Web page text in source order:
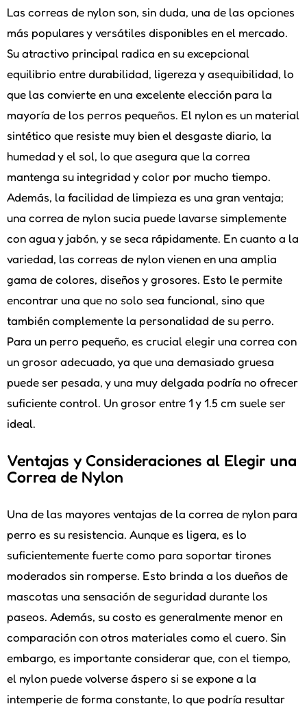
Las correas de nylon son, sin duda, una de las opciones
más populares y versátiles disponibles en el mercado.
Su atractivo principal radica en su excepcional
equilibrio entre durabilidad, ligereza y asequibilidad, lo
que las convierte en una excelente elección para la
mayoría de los perros pequeños. El nylon es un material
sintético que resiste muy bien el desgaste diario, la
humedad y el sol, lo que asegura que la correa
mantenga su integridad y color por mucho tiempo.
Además, la facilidad de limpieza es una gran ventaja;
una correa de nylon sucia puede lavarse simplemente
con agua y jabón, y se seca rápidamente. En cuanto a la
variedad, las correas de nylon vienen en una amplia
gama de colores, diseños y grosores. Esto le permite
encontrar una que no solo sea funcional, sino que
también complemente la personalidad de su perro.
Para un perro pequeño, es crucial elegir una correa con
un grosor adecuado, ya que una demasiado gruesa
puede ser pesada, y una muy delgada podría no ofrecer
suficiente control. Un grosor entre 1 y 1.5 cm suele ser
ideal.
Ventajas y Consideraciones al Elegir una
Correa de Nylon
Una de las mayores ventajas de la correa de nylon para
perro es su resistencia. Aunque es ligera, es lo
suficientemente fuerte como para soportar tirones
moderados sin romperse. Esto brinda a los dueños de
mascotas una sensación de seguridad durante los
paseos. Además, su costo es generalmente menor en
comparación con otros materiales como el cuero. Sin
embargo, es importante considerar que, con el tiempo,
el nylon puede volverse áspero si se expone a la
intemperie de forma constante, lo que podría resultar